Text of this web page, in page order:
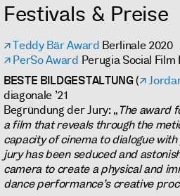
Festivals & Preise
Teddy Bär Award Berlinale 2020
PerSo Award Perugia Social Film
BESTE BILDGESTALTUNG(
diagonale ’21
Begründung der Jury: „The award
a film that reveals through the
capacity of cinema to dialogue
jury has been seduced and
camera to create a physical and
dance performance’s creative